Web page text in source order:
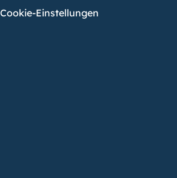
Cookie-Einstellungen